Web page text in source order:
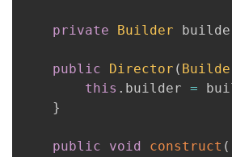
private Builder
public Director (
this . builder =
}
public void construct (